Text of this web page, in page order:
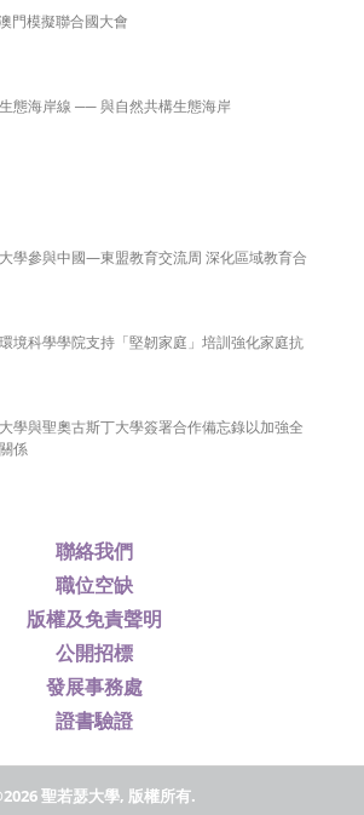
聯絡我們
職位空缺
版權及免責聲明
公開招標
發展事務處
證書驗證
學參與中國—東盟教育交流周 深化區域教育合
境科學學院支持「堅韌家庭」培訓強化家庭抗
學與聖奧古斯丁大學簽署合作備忘錄以加強全
係
門模擬聯合國大會
態海岸線 ── 與自然共構生態海岸
聖若瑟大學, 版權所有.